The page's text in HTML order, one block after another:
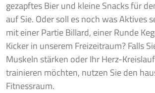
gezapftes Bier und kleine Snacks für
auf Sie. Oder soll es noch was Aktives
mit einer Partie Billard, einer Runde
Kicker in unserem Freizeitraum? Falls
Muskeln stärken oder Ihr Herz-
trainieren möchten, nutzen Sie den
Fitnessraum.